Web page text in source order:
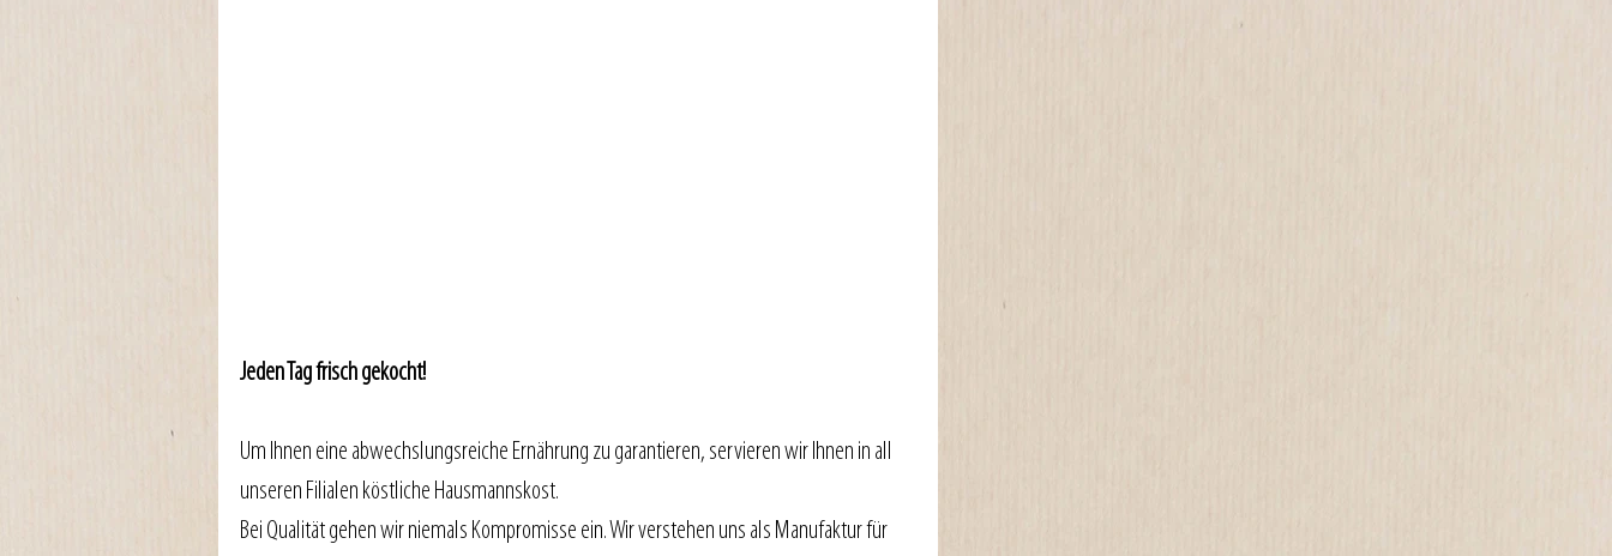
Jeden Tag frisch gekocht!
Um Ihnen eine abwechslungsreiche Ernährung zu garantieren, servieren wir Ihnen in all
unseren Filialen köstliche Hausmannskost.
Bei Qualität gehen wir niemals Kompromisse ein. Wir verstehen uns als Manufaktur für